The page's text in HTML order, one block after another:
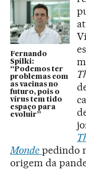
Fernando
Spilki:
“Podemos ter
problemas com
as vacinas no
futuro, pois o
vírus tem tido
espaço para
evoluir”
Monde pedindo
origem da